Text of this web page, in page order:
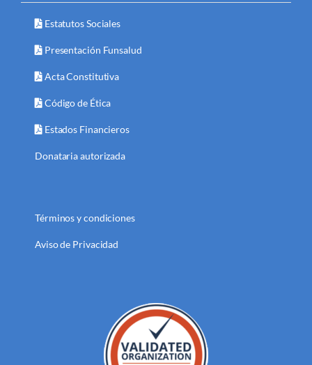
Estatutos Sociales
Presentación Funsalud
Acta Constitutiva
Código de Ética
Estados Financieros
Donataria autorizada
Términos y condiciones
Aviso de Privacidad